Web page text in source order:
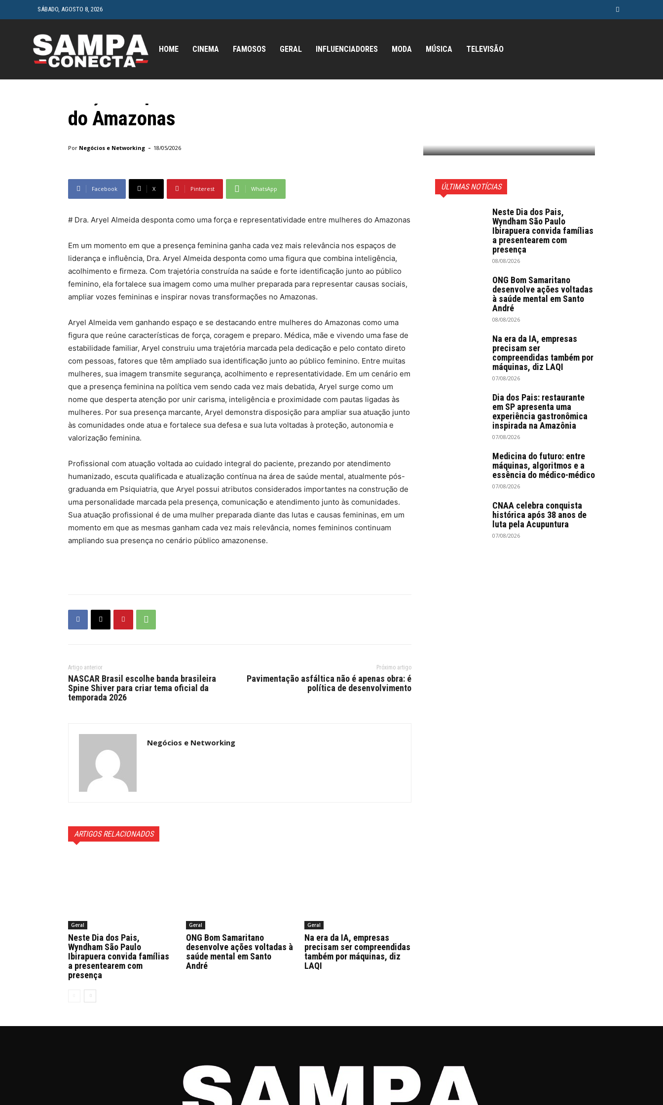
SÁBADO, AGOSTO 8, 2026
HOME CINEMA FAMOSOS GERAL INFLUENCIADORES MODA MÚSICA TELEVISÃO
Geral
Dra. Aryel Almeida desponta como uma
do Amazonas
Por Negócios e Networking - 18/05/2026
Facebook X Pinterest WhatsApp
# Dra. Aryel Almeida desponta como uma força e representatividade entre mulheres do Amazonas
Em um momento em que a presença feminina ganha cada vez mais relevância nos espaços de
liderança e influência, Dra. Aryel Almeida desponta como uma figura que combina inteligência,
acolhimento e firmeza. Com trajetória construída na saúde e forte identificação junto ao público
feminino, ela fortalece sua imagem como uma mulher preparada para representar causas sociais,
ampliar vozes femininas e inspirar novas transformações no Amazonas.
Aryel Almeida vem ganhando espaço e se destacando entre mulheres do Amazonas como uma
figura que reúne características de força, coragem e preparo. Médica, mãe e vivendo uma fase de
estabilidade familiar, Aryel construiu uma trajetória marcada pela dedicação e pelo contato direto
com pessoas, fatores que têm ampliado sua identificação junto ao público feminino. Entre muitas
mulheres, sua imagem transmite segurança, acolhimento e representatividade. Em um cenário em
que a presença feminina na política vem sendo cada vez mais debatida, Aryel surge como um
nome que desperta atenção por unir carisma, inteligência e proximidade com pautas ligadas às
mulheres. Por sua presença marcante, Aryel demonstra disposição para ampliar sua atuação junto
às comunidades onde atua e fortalece sua defesa e sua luta voltadas à proteção, autonomia e
valorização feminina.
Profissional com atuação voltada ao cuidado integral do paciente, prezando por atendimento
humanizado, escuta qualificada e atualização contínua na área de saúde mental, atualmente pós-
graduanda em Psiquiatria, que Aryel possui atributos considerados importantes na construção de
uma personalidade marcada pela presença, comunicação e atendimento junto às comunidades.
Sua atuação profissional é de uma mulher preparada diante das lutas e causas femininas, em um
momento em que as mesmas ganham cada vez mais relevância, nomes femininos continuam
ampliando sua presença no cenário público amazonense.
Artigo anterior
NASCAR Brasil escolhe banda brasileira
Spine Shiver para criar tema oficial da
temporada 2026
Próximo artigo
Pavimentação asfáltica não é apenas obra: é
política de desenvolvimento
Negócios e Networking
ARTIGOS RELACIONADOS
Geral
Neste Dia dos Pais,
Wyndham São Paulo
Ibirapuera convida famílias
a presentearem com
presença
Geral
ONG Bom Samaritano
desenvolve ações voltadas à
saúde mental em Santo
André
Geral
Na era da IA, empresas
precisam ser compreendidas
também por máquinas, diz
LAQI
ÚLTIMAS NOTÍCIAS
Neste Dia dos Pais,
Wyndham São Paulo
Ibirapuera convida famílias
a presentearem com
presença
08/08/2026
ONG Bom Samaritano
desenvolve ações voltadas
à saúde mental em Santo
André
08/08/2026
Na era da IA, empresas
precisam ser
compreendidas também por
máquinas, diz LAQI
07/08/2026
Dia dos Pais: restaurante
em SP apresenta uma
experiência gastronômica
inspirada na Amazônia
07/08/2026
Medicina do futuro: entre
máquinas, algoritmos e a
essência do médico-médico
07/08/2026
CNAA celebra conquista
histórica após 38 anos de
luta pela Acupuntura
07/08/2026